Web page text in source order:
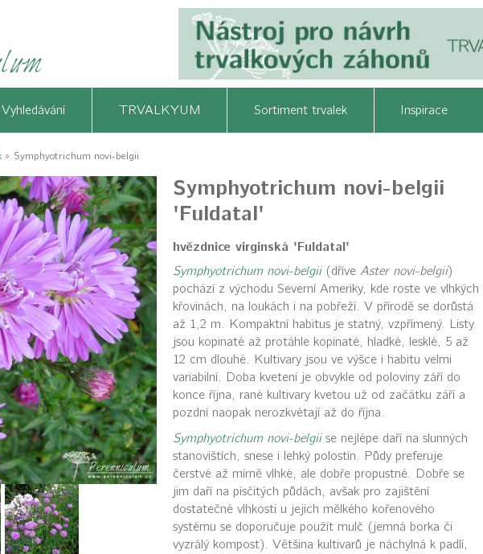
Vyhledávání TRVALKYUM Sortiment trvalek Inspirace
» Symphyotrichum novi-belgii
Symphyotrichum novi-belgii
'Fuldatal'
hvězdnice virginská 'Fuldatal'
Symphyotrichum novi-belgii(dříve Aster novi-belgii)
pochází z východu Severní Ameriky, kde roste ve vlhkých
křovinách, na loukách i na pobřeží. V přírodě se dorůstá
až 1,2 m. Kompaktní habitus je statný, vzpřímený. Listy
jsou kopinaté až protáhle kopinaté, hladké, lesklé, 5 až
12 cm dlouhé. Kultivary jsou ve výšce i habitu velmi
variabilní. Doba kvetení je obvykle od poloviny září do
konce října, rané kultivary kvetou už od začátku září a
pozdní naopak nerozkvétají až do října.
Symphyotrichum novi-belgiise nejlépe daří na slunných
stanovištích, snese i lehký polostín. Půdy preferuje
čerstvé až mírně vlhké, ale dobře propustné. Dobře se
jim daří na písčitých půdách, avšak pro zajištění
dostatečné vlhkosti u jejich mělkého kořenového
systému se doporučuje použít mulč (jemná borka či
vyzrálý kompost). Většina kultivarů je náchylná k padlí,